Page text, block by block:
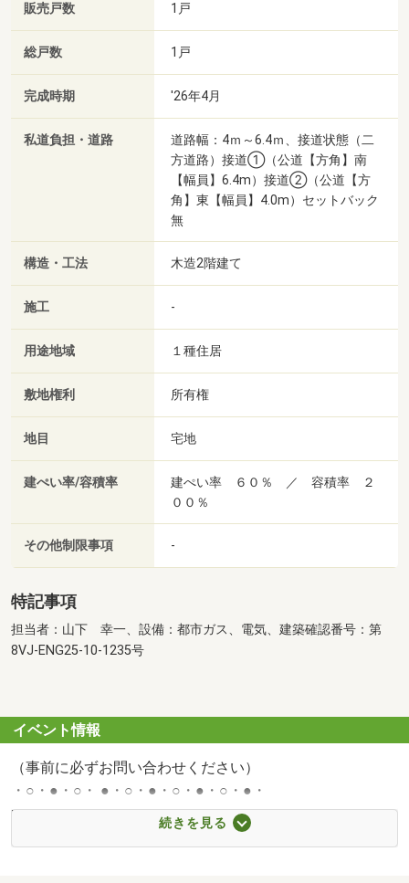
販売戸数 1戸
総戸数 1戸
完成時期 '26年4月
私道負担・道路
道路幅：4ｍ～6.4ｍ、接道状態（二
方道路）接道①（公道【方角】南
【幅員】6.4m）接道②（公道【方
角】東【幅員】4.0m）セットバック
無
構造・工法 木造2階建て
施工 -
用途地域 １種住居
敷地権利 所有権
地目 宅地
建ぺい率/容積率
建ぺい率 ６０％ ／ 容積率 ２
００％
その他制限事項 -
特記事項
担当者：山下 幸一、設備：都市ガス、電気、建築確認番号：第
8VJ-ENG25-10-1235号
イベント情報
（事前に必ずお問い合わせください）
・○・●・○・ ●・○・●・○・●・○・●・
■ファイナンシャル相談■
不動産のプロにファイナンシャル相談をしませんか？
続きを見る